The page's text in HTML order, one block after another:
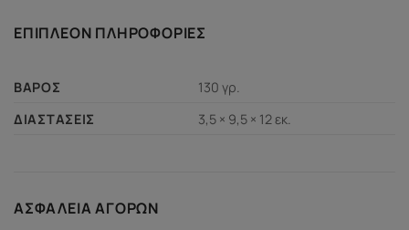
ΕΠΙΠΛΈΟΝ ΠΛΗΡΟΦΟΡΊΕΣ
ΒΆΡΟΣ
130 γρ.
ΔΙΑΣΤΆΣΕΙΣ
3,5 × 9,5 × 12 εκ.
ΑΣΦΆΛΕΙΑ ΑΓΟΡΏΝ